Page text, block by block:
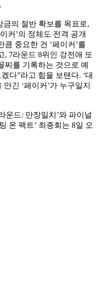
금의 절반 확보를 목표로,
커’의 정체도 전격 공개
중요한 건 ‘페이커’를
, 7라운드 8위인 강전애 또
찌를 기록하는 것으로 예
다”라고 힘을 보탠다. ‘대
긴 ‘페이커’가 누구일지
운드: 만장일치’와 파이널
온 팩트’ 최종회는 8일 오